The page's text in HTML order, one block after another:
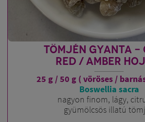
TÖMJÉN GYANTA -
RED / AMBER
25 g / 50 g ( vöröses /
Boswellia sacra
nagyon finom, lágy,
gyümölcsös illatú